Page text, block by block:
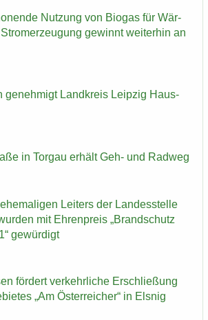
Nut­zung von Bio­gas für Wär­
ge­winnt wei­ter­hin an
ge­neh­migt Land­kreis Leip­zig Haus­
in Tor­gau er­hält Geh- und Rad­weg
Lei­ters der Lan­des­stel­le
mit Eh­ren­preis „Brand­schutz
ge­wür­digt
för­dert ver­kehr­li­che Er­schlie­ßung
„Am Ös­ter­rei­cher“ in Els­nig